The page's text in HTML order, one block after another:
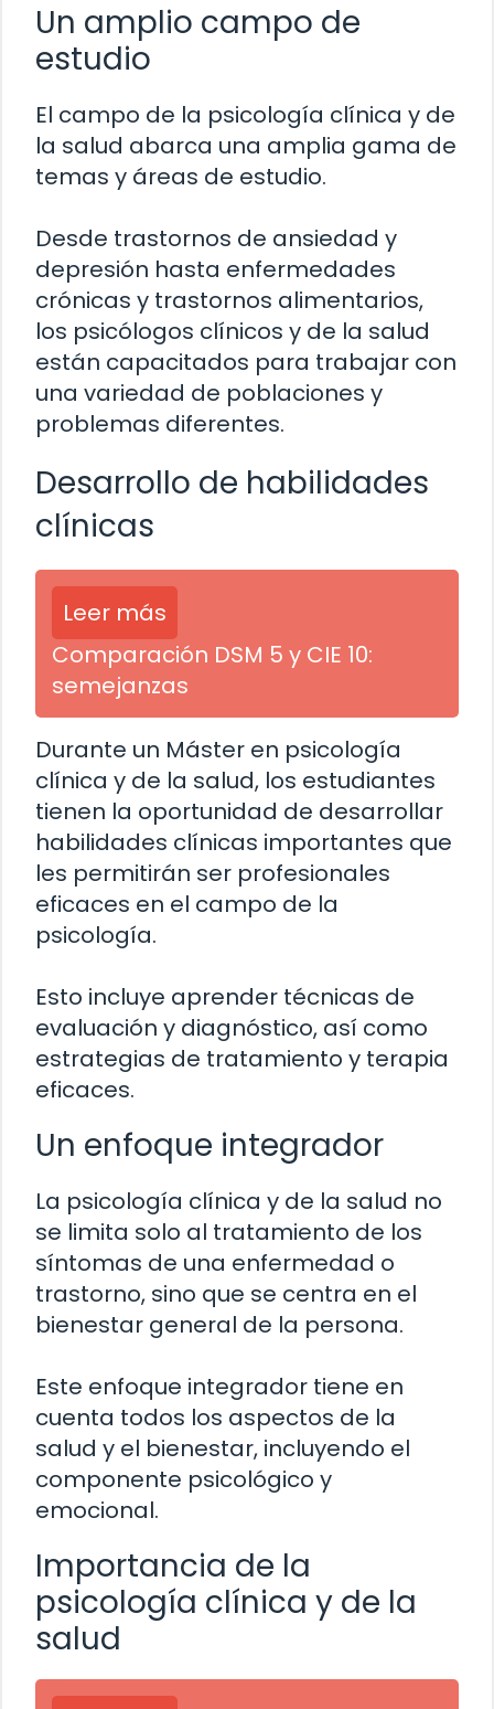
Un amplio campo de
estudio
El campo de la psicología clínica y de
la salud abarca una amplia gama de
temas y áreas de estudio.
Desde trastornos de ansiedad y
depresión hasta enfermedades
crónicas y trastornos alimentarios,
los psicólogos clínicos y de la salud
están capacitados para trabajar con
una variedad de poblaciones y
problemas diferentes.
Desarrollo de habilidades
clínicas
Leer más
Comparación DSM 5 y CIE 10:
semejanzas
Durante un Máster en psicología
clínica y de la salud, los estudiantes
tienen la oportunidad de desarrollar
habilidades clínicas importantes que
les permitirán ser profesionales
eficaces en el campo de la
psicología.
Esto incluye aprender técnicas de
evaluación y diagnóstico, así como
estrategias de tratamiento y terapia
eficaces.
Un enfoque integrador
La psicología clínica y de la salud no
se limita solo al tratamiento de los
síntomas de una enfermedad o
trastorno, sino que se centra en el
bienestar general de la persona.
Este enfoque integrador tiene en
cuenta todos los aspectos de la
salud y el bienestar, incluyendo el
componente psicológico y
emocional.
Importancia de la
psicología clínica y de la
salud